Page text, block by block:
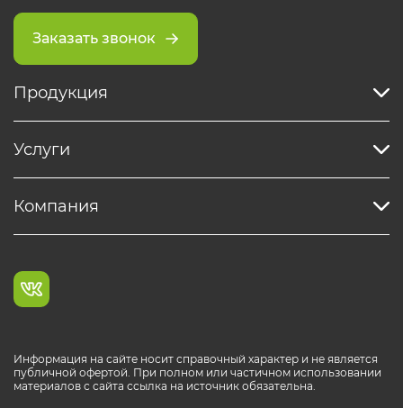
Заказать звонок
Продукция
Услуги
Компания
Информация на сайте носит справочный характер и не является
публичной офертой. При полном или частичном использовании
материалов с сайта ссылка на источник обязательна.